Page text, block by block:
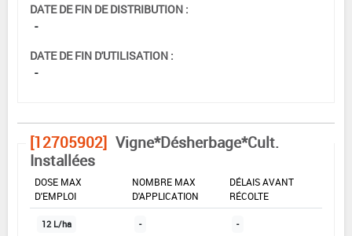
DATE DE FIN DE DISTRIBUTION :
-
DATE DE FIN D'UTILISATION :
-
[12705902] Vigne*Désherbage*Cult.
Installées
DOSE MAX
D'EMPLOI
NOMBRE MAX
D'APPLICATION
DÉLAIS AVANT
RÉCOLTE
12 L/ha - -